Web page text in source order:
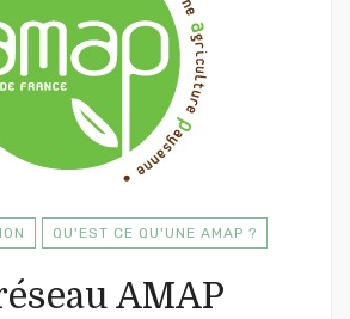
QU'EST CE QU'UNE AMAP ?
AMAP